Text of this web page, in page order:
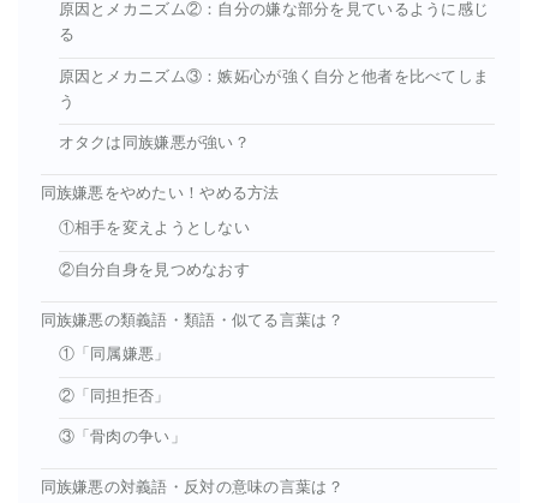
原因とメカニズム②：自分の嫌な部分を見ているように感じ
る
原因とメカニズム③：嫉妬心が強く自分と他者を比べてしま
う
オタクは同族嫌悪が強い？
同族嫌悪をやめたい！やめる方法
①相手を変えようとしない
②自分自身を見つめなおす
同族嫌悪の類義語・類語・似てる言葉は？
①「同属嫌悪」
②「同担拒否」
③「骨肉の争い」
同族嫌悪の対義語・反対の意味の言葉は？